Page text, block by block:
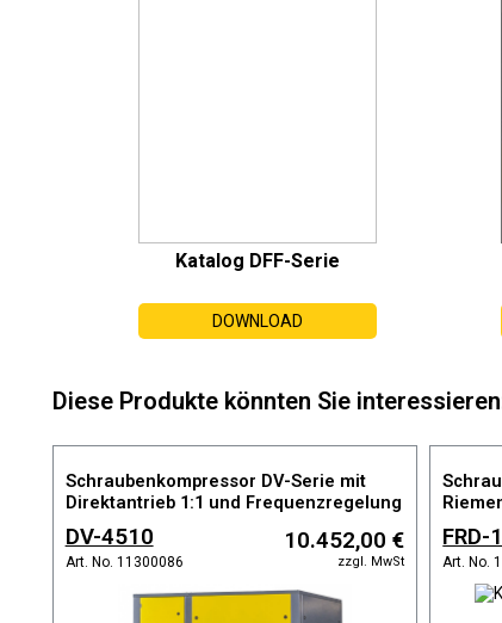
Katalog DFF-Serie
DOWNLOAD
Diese Produkte könnten Sie
Schraubenkompressor DV-Serie mit
Direktantrieb 1:1 und Frequenzregelung
DV-4510
Art. No. 11300086
10.452,00 €
zzgl. MwSt
FRD-
Art. No.